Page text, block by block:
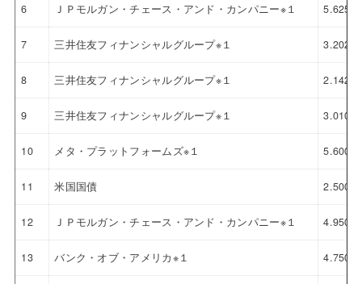
6 ＪＰモルガン・チェース・アンド・カンパニー※１ 5.625%
7 三井住友フィナンシャルグループ※１ 3.202%
8 三井住友フィナンシャルグループ※１ 2.142%
9 三井住友フィナンシャルグループ※１ 3.010%
10 メタ・プラットフォームズ※１ 5.600%
11 米国国債 2.500%
12 ＪＰモルガン・チェース・アンド・カンパニー※１ 4.950%
13 バンク・オブ・アメリカ※１ 4.750%